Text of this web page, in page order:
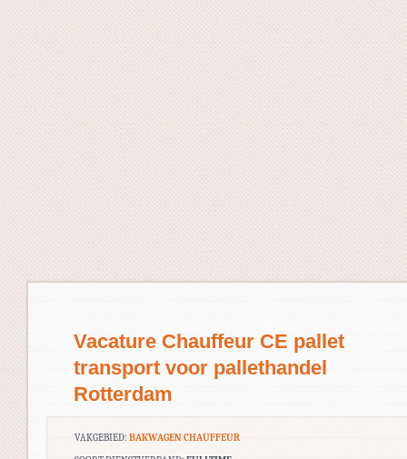
Vacature Chauffeur CE pallet
transport voor pallethandel
Rotterdam
VAKGEBIED: BAKWAGEN CHAUFFEUR